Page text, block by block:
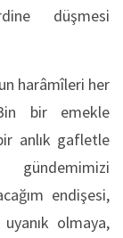
düşmesi
harâmîleri her
bir emekle
anlık gafletle
endişesi,
olmaya,